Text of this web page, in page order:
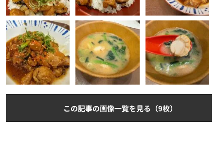
この記事の画像一覧を見る（9枚）